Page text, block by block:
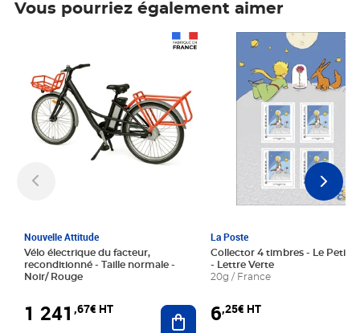
Vous pourriez également aimer
Nouvelle Attitude
Vélo électrique du facteur,
reconditionné - Taille normale -
Noir/ Rouge
1 241 ,67€ HT Ajouter au panier
La Poste
Collector 4 timbres - Le Petit
- Lettre Verte
20g / France
6,25€ HT
Prix 6,25€ HT